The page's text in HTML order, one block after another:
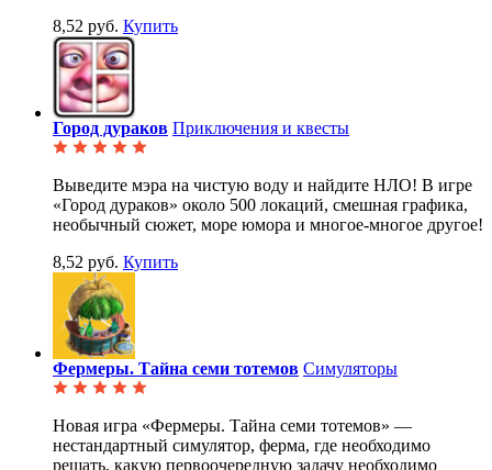
8,52 руб. Купить
Город дураков Приключения и квесты
Выведите мэра на чистую воду и найдите НЛО! В игре
«Город дураков» около 500 локаций, смешная графика,
необычный сюжет, море юмора и многое-многое другое!
8,52 руб. Купить
Фермеры. Тайна семи тотемов Симуляторы
Новая игра «Фермеры. Тайна семи тотемов» —
нестандартный симулятор, ферма, где необходимо
решать, какую первоочередную задачу необходимо